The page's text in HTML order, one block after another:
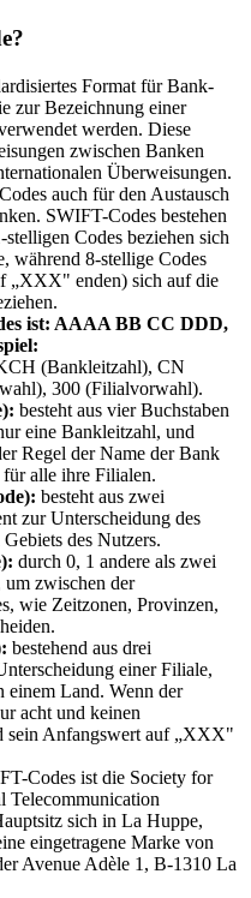
Format für Bank-
zur Bezeichnung einer
werden. Diese
zwischen Banken
Überweisungen.
auch für den Austausch
SWIFT-Codes bestehen
Codes beziehen sich
während 8-stellige Codes
„XXX" enden) sich auf die
ist: AAAA BB CC DDD,
(Bankleitzahl), CN
300 (Filialvorwahl).
besteht aus vier Buchstaben
eine Bankleitzahl, und
Regel der Name der Bank
alle ihre Filialen.
besteht aus zwei
zur Unterscheidung des
des Nutzers.
durch 0, 1 andere als zwei
zwischen der
wie Zeitzonen, Provinzen,
bestehend aus drei
einer Filiale,
einem Land. Wenn der
acht und keinen
sein Anfangswert auf „XXX"
Codes ist die Society for
Telecommunication
sich in La Huppe,
eingetragene Marke von
Avenue Adèle 1, B-1310 La